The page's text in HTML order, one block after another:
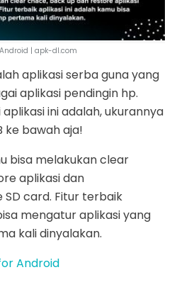
| apk-dl.com
aplikasi serba guna yang
aplikasi pendingin hp.
ini adalah, ukurannya
ke bawah aja!
bisa melakukan clear
aplikasi dan
card. Fitur terbaik
mengatur aplikasi yang
kali dinyalakan.
Android